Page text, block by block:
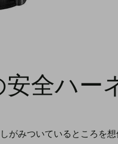
全ハー
がみついているところを想